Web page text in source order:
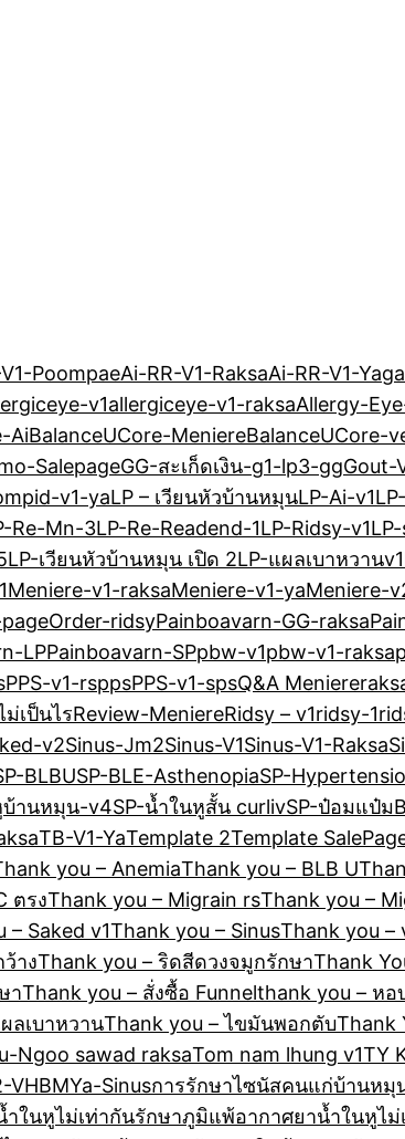
PoompaeAi-RR-V1-RaksaAi-RR-V1-
v1allergiceye-v1-raksaAllergy-
AiBalanceUCore-MeniereBalanceUCore-
SalepageGG-สะเก็ดเงิน-g1-lp3-ggGout-
v1-yaLP – เวียนหัวบ้านหมุนLP-Ai-v1
Re-Mn-3LP-Re-Readend-1LP-Ridsy-v1
LP-เวียนหัวบ้านหมุน เปิด 2LP-แผลเบาหวานv1
Meniere-v1-raksaMeniere-v1-yaMeniere-
Order-ridsyPainboavarn-GG-raksa
LPPainboavarn-SPpbw-v1pbw-v1-raksa
PPS-v1-rsppsPPS-v1-spsQ&A Meniere
เป็นไรReview-MeniereRidsy – v1ridsy-1
v2Sinus-Jm2Sinus-V1Sinus-V1-Raksa
BLBUSP-BLE-AsthenopiaSP-
บ้านหมุน-v4SP-น้ำในหูสั้น curlivSP-ป๋อมแป๋ม
TB-V1-YaTemplate 2Template
you – AnemiaThank you – BLB U
ตรงThank you – Migrain rsThank you –
– Saked v1Thank you – SinusThank you –
างThank you – ริดสีดวงจมูกรักษาThank
าThank you – สั่งซื้อ Funnelthank you – หอ
ลเบาหวานThank you – ไขมันพอกตับThank
Ngoo sawad raksaTom nam lhung v1TY
VHBMYa-Sinusการรักษาไซนัสคนแก่บ้านหมุ
ำในหูไม่เท่ากันรักษาภูมิแพ้อากาศยาน้ำในหูไ